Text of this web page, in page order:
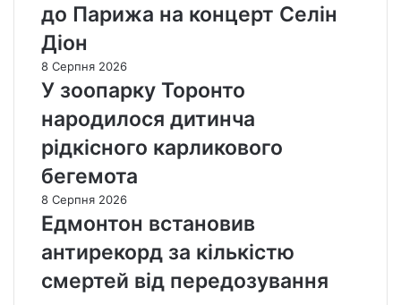
до Парижа на концерт Селін
Діон
8 Серпня 2026
У зоопарку Торонто
народилося дитинча
рідкісного карликового
бегемота
8 Серпня 2026
Едмонтон встановив
антирекорд за кількістю
смертей від передозування